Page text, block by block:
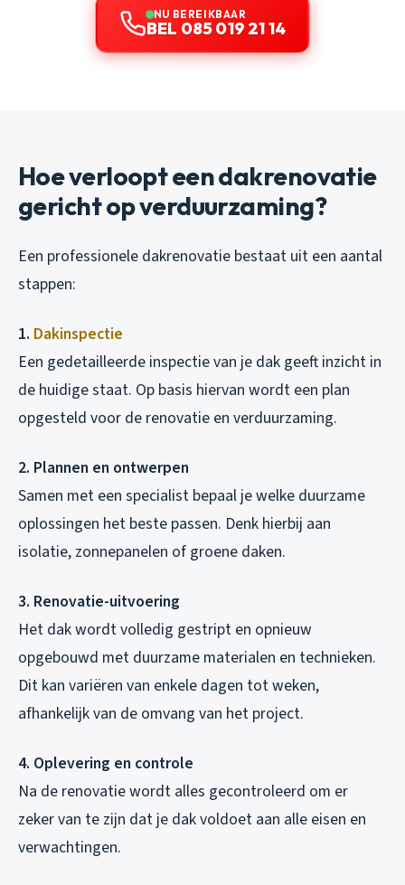
NU BEREIKBAAR
BEL 085 019 21 14
Hoe verloopt een dakrenovatie
gericht op verduurzaming?
Een professionele dakrenovatie bestaat uit een aantal
stappen:
1. Dakinspectie
Een gedetailleerde inspectie van je dak geeft inzicht in
de huidige staat. Op basis hiervan wordt een plan
opgesteld voor de renovatie en verduurzaming.
2. Plannen en ontwerpen
Samen met een specialist bepaal je welke duurzame
oplossingen het beste passen. Denk hierbij aan
isolatie, zonnepanelen of groene daken.
3. Renovatie-uitvoering
Het dak wordt volledig gestript en opnieuw
opgebouwd met duurzame materialen en technieken.
Dit kan variëren van enkele dagen tot weken,
afhankelijk van de omvang van het project.
4. Oplevering en controle
Na de renovatie wordt alles gecontroleerd om er
zeker van te zijn dat je dak voldoet aan alle eisen en
verwachtingen.